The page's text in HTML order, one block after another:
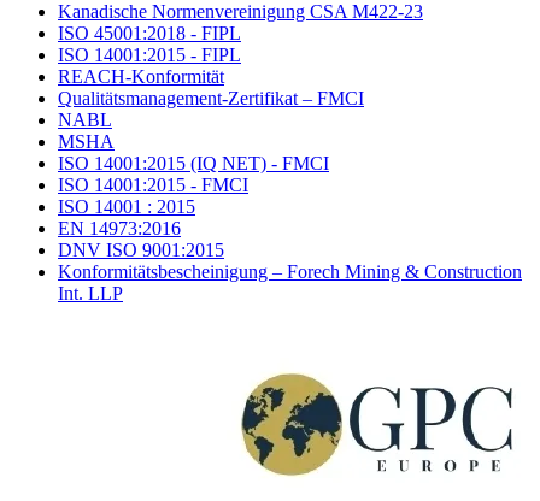
Kanadische Normenvereinigung CSA M422-23
ISO 45001:2018 - FIPL
ISO 14001:2015 - FIPL
REACH-Konformität
Qualitätsmanagement-Zertifikat – FMCI
NABL
MSHA
ISO 14001:2015 (IQ NET) - FMCI
ISO 14001:2015 - FMCI
ISO 14001 : 2015
EN 14973:2016
DNV ISO 9001:2015
Konformitätsbescheinigung – Forech Mining & Construction
Int. LLP